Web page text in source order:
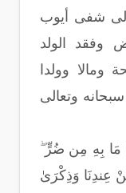
شفى أيوب
وفقد الولد
وولدا
وتعالى
مَا بِهِ مِن ضُرٍّ
عِندِنَا وَذِكْرَىٰ